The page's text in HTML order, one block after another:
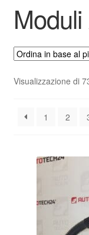
Registratore di
Spedizione in
Visualizzazione di
1 2